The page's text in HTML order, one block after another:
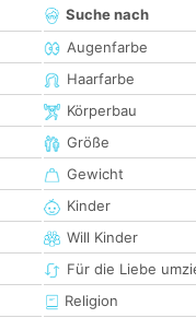
Suche nach
Augenfarbe
Haarfarbe
Körperbau
Größe
Gewicht
Kinder
Will Kinder
Für die Liebe
Religion